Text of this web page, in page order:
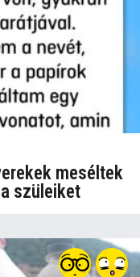
meséltek
szüleiket